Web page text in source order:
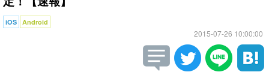
iOS Android
2015-07-26 10:00:00